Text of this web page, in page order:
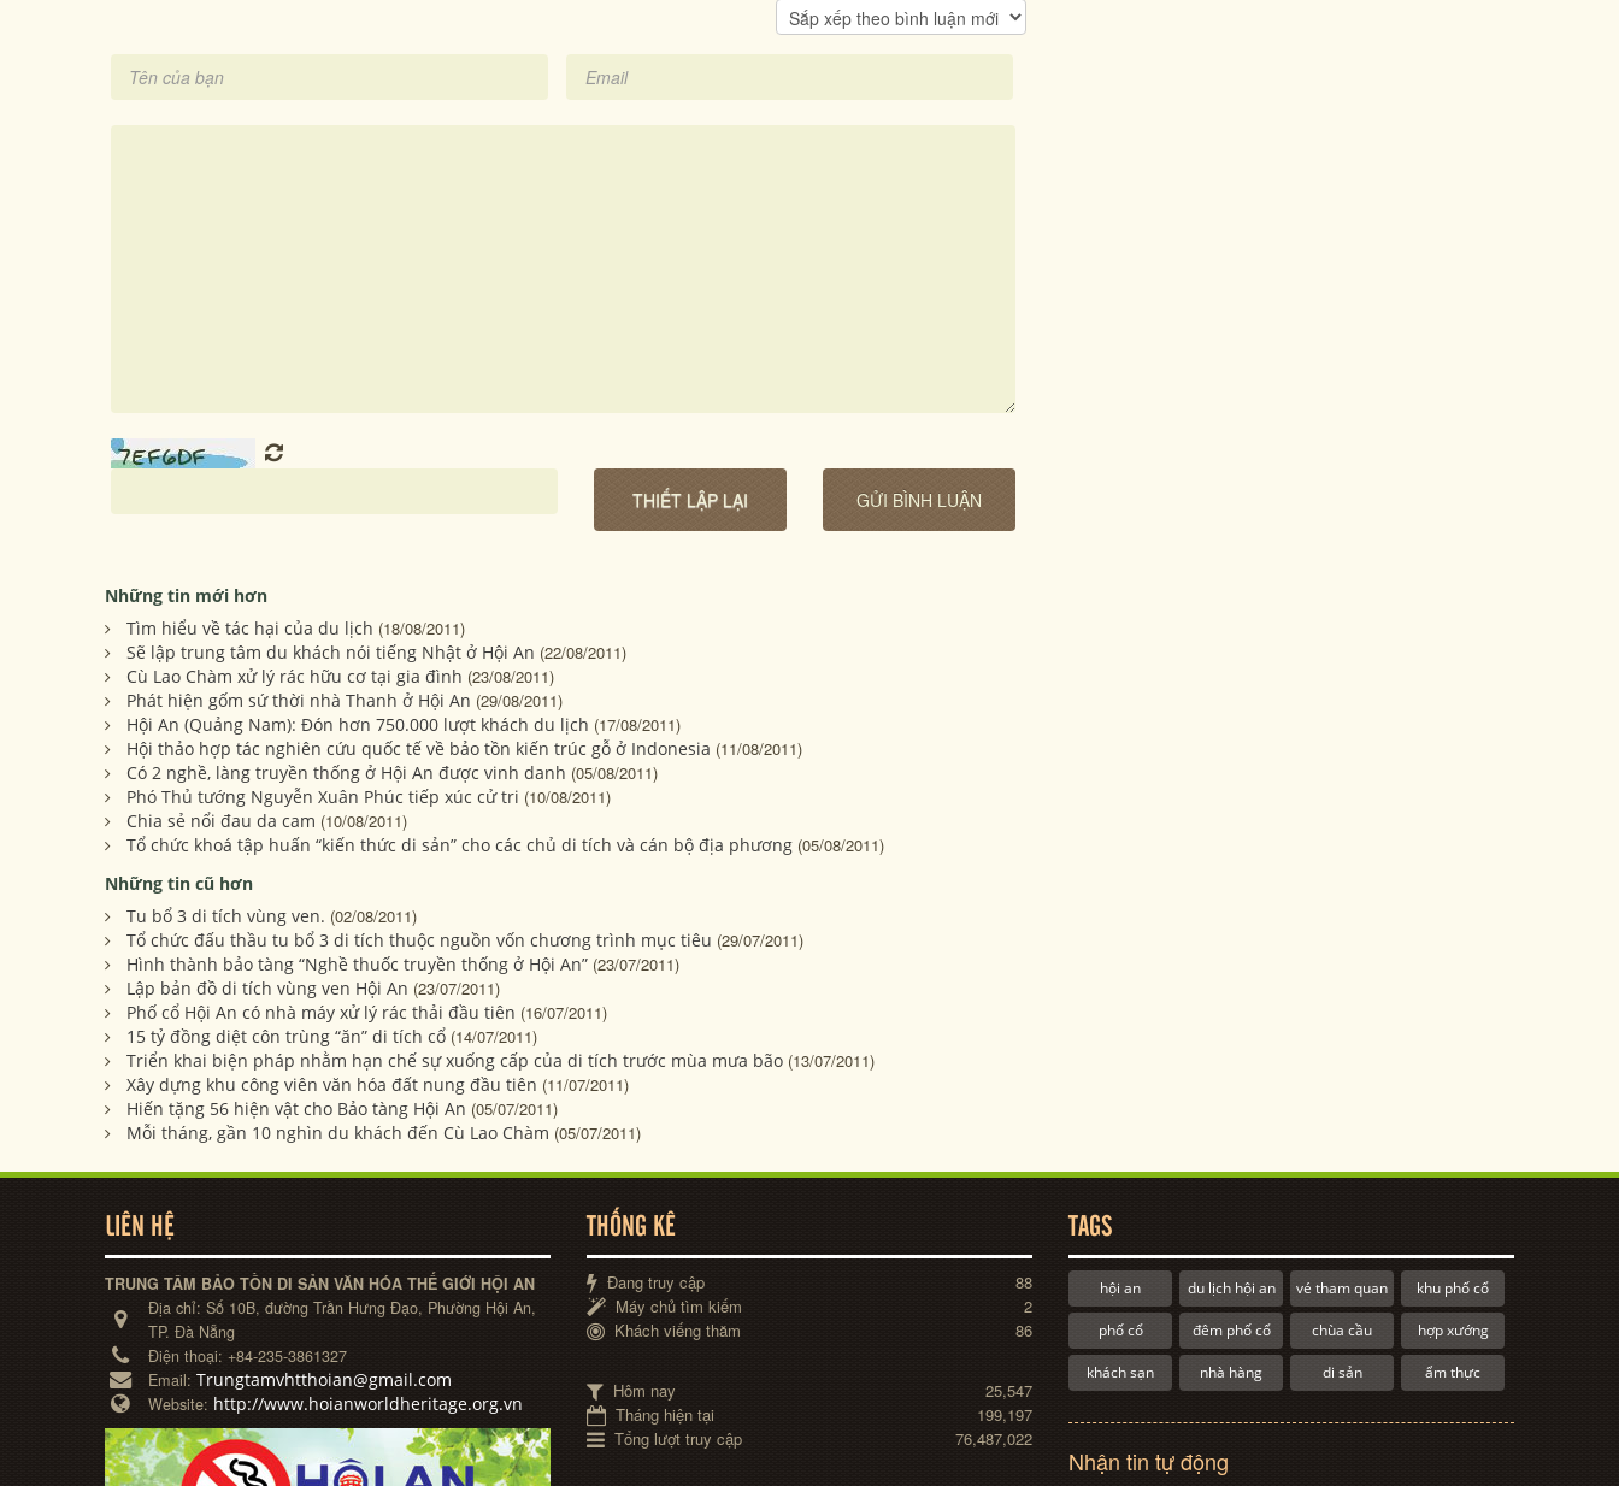
Những tin mới hơn
Tìm hiểu về tác hại của du lịch (18/08/2011)
Sẽ lập trung tâm du khách nói tiếng Nhật ở Hội An (22/08/2011)
Cù Lao Chàm xử lý rác hữu cơ tại gia đình (23/08/2011)
Phát hiện gốm sứ thời nhà Thanh ở Hội An (29/08/2011)
Hội An (Quảng Nam): Đón hơn 750.000 lượt khách du lịch (17/08/2011)
Hội thảo hợp tác nghiên cứu quốc tế về bảo tồn kiến trúc gỗ ở Indonesia (11/08/2011)
Có 2 nghề, làng truyền thống ở Hội An được vinh danh (05/08/2011)
Phó Thủ tướng Nguyễn Xuân Phúc tiếp xúc cử tri (10/08/2011)
Chia sẻ nổi đau da cam (10/08/2011)
Tổ chức khoá tập huấn “kiến thức di sản” cho các chủ di tích và cán bộ địa phương (05/08/2011)
Những tin cũ hơn
Tu bổ 3 di tích vùng ven. (02/08/2011)
Tổ chức đấu thầu tu bổ 3 di tích thuộc nguồn vốn chương trình mục tiêu (29/07/2011)
Hình thành bảo tàng “Nghề thuốc truyền thống ở Hội An” (23/07/2011)
Lập bản đồ di tích vùng ven Hội An (23/07/2011)
Phố cổ Hội An có nhà máy xử lý rác thải đầu tiên (16/07/2011)
15 tỷ đồng diệt côn trùng “ăn” di tích cổ (14/07/2011)
Triển khai biện pháp nhằm hạn chế sự xuống cấp của di tích trước mùa mưa bão (13/07/2011)
Xây dựng khu công viên văn hóa đất nung đầu tiên (11/07/2011)
Hiến tặng 56 hiện vật cho Bảo tàng Hội An (05/07/2011)
Mỗi tháng, gần 10 nghìn du khách đến Cù Lao Chàm (05/07/2011)
LIÊN HỆ
TRUNG TÂM BẢO TỒN DI SẢN VĂN HÓA THẾ GIỚI HỘI AN
Địa chỉ: Số 10B, đường Trần Hưng Đạo, Phường Hội An,
TP. Đà Nẵng
Điện thoại: +84-235-3861327
Email: Trungtamvhtthoian@gmail.com
Website: http://www.hoianworldheritage.org.vn
THỐNG KÊ
Đang truy cập
88
Máy chủ tìm kiếm
2
Khách viếng thăm
86
Hôm nay
25,547
Tháng hiện tại
199,197
Tổng lượt truy cập
76,487,022
TAGS
hội an du lịch hội an vé tham quan khu phố cổ
phố cổ đêm phố cổ chùa cầu hợp xướng
khách sạn nhà hàng di sản ẩm thực
Nhận tin tự động